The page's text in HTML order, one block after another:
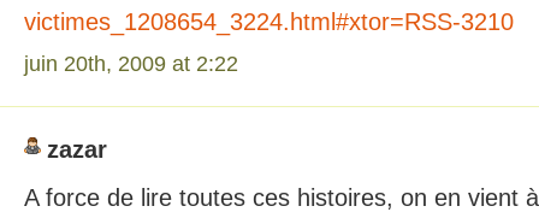
victimes_1208654_3224.html#xtor=RSS-3210
juin 20th, 2009 at 2:22
zazar
A force de lire toutes ces histoires, on en vient à